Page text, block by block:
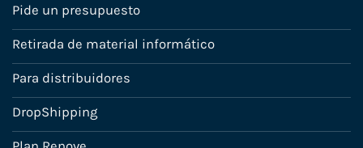
Pide un presupuesto
Retirada de material informático
Para distribuidores
DropShipping